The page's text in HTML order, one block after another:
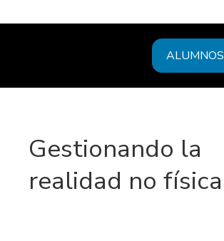
ALUMNOS
Gestionando la
realidad no física